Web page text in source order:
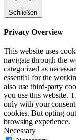
Schließen
Privacy Overview
This website uses
navigate through the
categorized as
essential for the
also use third-party
you use this website.
only with your
cookies. But opting
browsing experience.
Necessary